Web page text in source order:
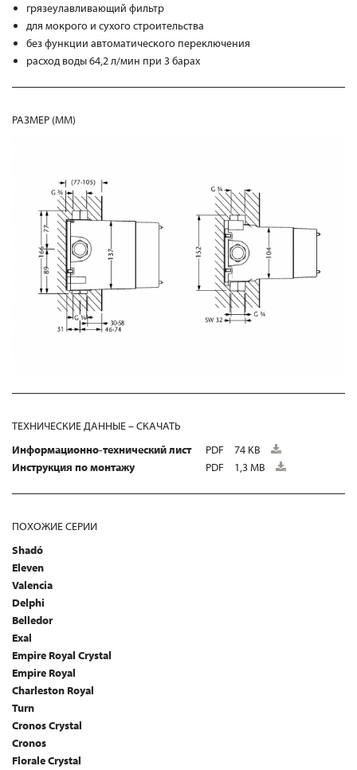
грязеулавливающий фильтр
для мокрого и сухого строительства
без функции автоматического переключения
расход воды 64,2 л/мин при 3 барах
РАЗМЕР (MM)
ТЕХНИЧЕСКИЕ ДАННЫЕ – СКАЧАТЬ
Информационно-технический лист
PDF
74 KB
Инструкция по монтажу
PDF 1,3 MB
ПОХОЖИЕ СЕРИИ
Shadó
Eleven
Valencia
Delphi
Belledor
Exal
Empire Royal Crystal
Empire Royal
Charleston Royal
Turn
Cronos Crystal
Cronos
Florale Crystal